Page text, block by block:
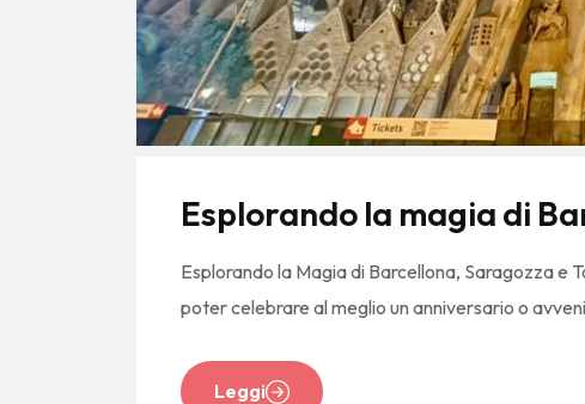
Esplorando la magia di
Esplorando la Magia di Barcellona, Saragozza e
poter celebrare al meglio un anniversario o
Leggi